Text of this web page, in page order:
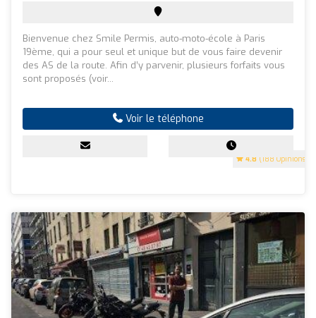
4.8 (188 Opinions)
Bienvenue chez Smile Permis, auto-moto-école à Paris
19ème, qui a pour seul et unique but de vous faire devenir
des AS de la route. Afin d’y parvenir, plusieurs forfaits vous
sont proposés (voir...
Voir le téléphone